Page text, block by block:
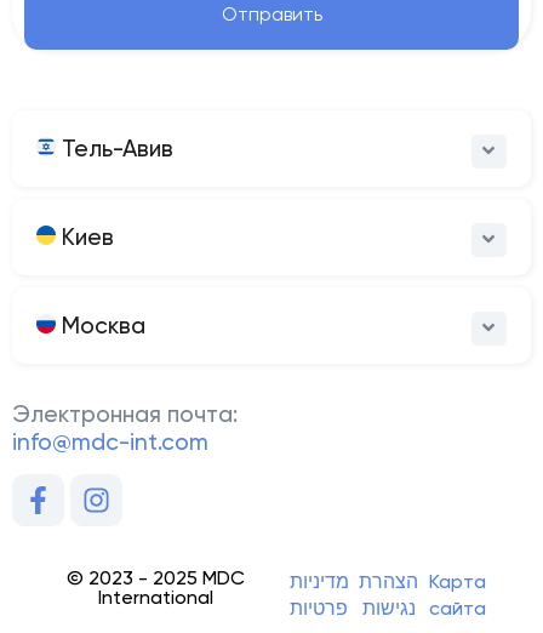
Отправить
Тель-Авив
Киев
Москва
Электронная почта:
info@mdc-int.com
© 2023 - 2025 MDC
International
מדיניות
פרטיות
הצהרת
נגישות
Карта
сайта